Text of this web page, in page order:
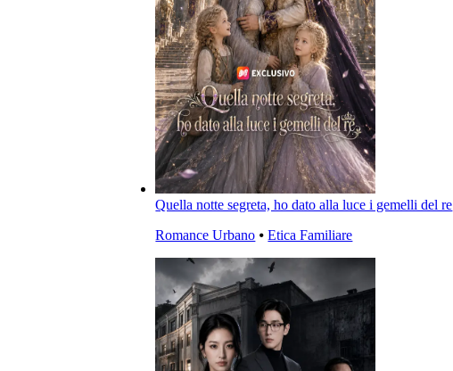
Quella notte segreta, ho dato alla luce i gemelli del re
Romance Urbano ⦁Etica Familiare